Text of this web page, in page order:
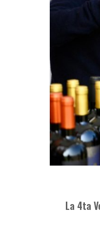
La 4ta